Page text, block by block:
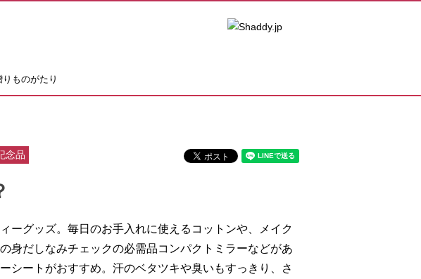
りものがたり
念品
ーグッズ。毎日のお手入れに使えるコットンや、メイク
身だしなみチェックの必需品コンパクトミラーなどがあ
シートがおすすめ。汗のベタツキや臭いもすっきり、さ